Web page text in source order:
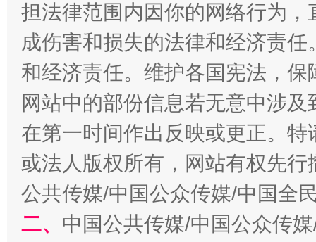
习近平的博鳌关键词
魏明亮
“刷贴”乱象丛生
担法律范围内因你的网络行为
成伤害和损失的法律和经济责
和经济责任。维护各国宪法，
网站中的部份信息若无意中涉
在第一时间作出反映或更正。
或法人版权所有，网站有权先
公共传媒/中国公众传媒/中国全
二、 中国公共传媒/中国公众传